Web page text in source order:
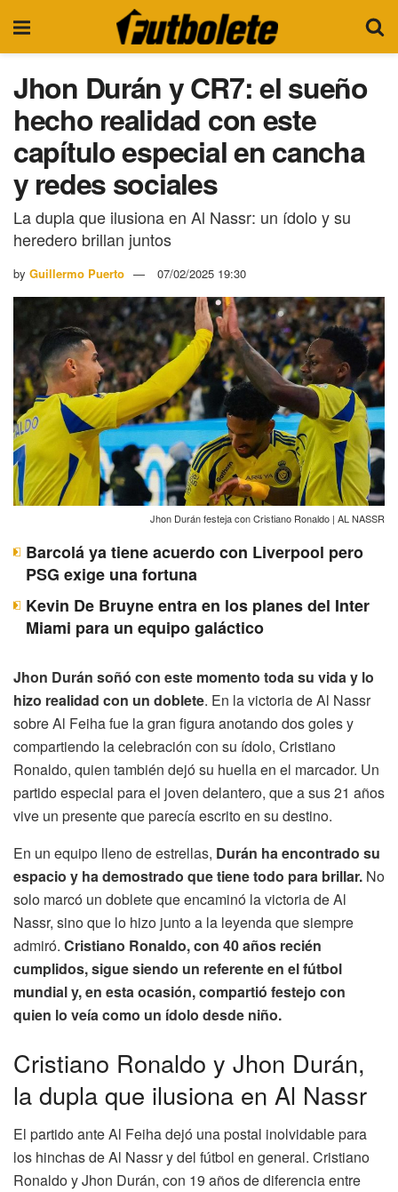
Jhon Durán y CR7: el sueño
hecho realidad con este
capítulo especial en cancha
y redes sociales
La dupla que ilusiona en Al Nassr: un ídolo y su
heredero brillan juntos
by Guillermo Puerto 07/02/2025 19:30
Jhon Durán festeja con Cristiano Ronaldo | AL NASSR
Barcolá ya tiene acuerdo con Liverpool pero
PSG exige una fortuna
Kevin De Bruyne entra en los planes del Inter
Miami para un equipo galáctico
Jhon Durán soñó con este momento toda su vida y lo
hizo realidad con un doblete. En la victoria de Al Nassr
sobre Al Feiha fue la gran figura anotando dos goles y
compartiendo la celebración con su ídolo, Cristiano
Ronaldo, quien también dejó su huella en el marcador. Un
partido especial para el joven delantero, que a sus 21 años
vive un presente que parecía escrito en su destino.
En un equipo lleno de estrellas, Durán ha encontrado su
espacio y ha demostrado que tiene todo para brillar. No
solo marcó un doblete que encaminó la victoria de Al
Nassr, sino que lo hizo junto a la leyenda que siempre
admiró. Cristiano Ronaldo, con 40 años recién
cumplidos, sigue siendo un referente en el fútbol
mundial y, en esta ocasión, compartió festejo con
quien lo veía como un ídolo desde niño.
Cristiano Ronaldo y Jhon Durán,
la dupla que ilusiona en Al Nassr
El partido ante Al Feiha dejó una postal inolvidable para
los hinchas de Al Nassr y del fútbol en general. Cristiano
Ronaldo y Jhon Durán, con 19 años de diferencia entre